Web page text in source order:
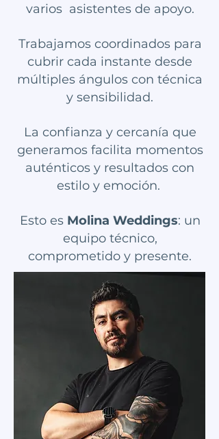
varios asistentes de apoyo.
Trabajamos coordinados para
cubrir cada instante desde
múltiples ángulos con técnica
y sensibilidad.
La confianza y cercanía que
generamos facilita momentos
auténticos y resultados con
estilo y emoción.
Esto es Molina Weddings: un
equipo técnico,
comprometido y presente.